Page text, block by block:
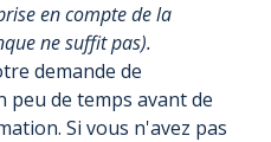
en compte de la
ne suffit pas).
demande de
de temps avant de
Si vous n'avez pas